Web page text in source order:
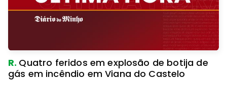
R. Quatro feridos em explosão de botija de
gás em incêndio em Viana do Castelo